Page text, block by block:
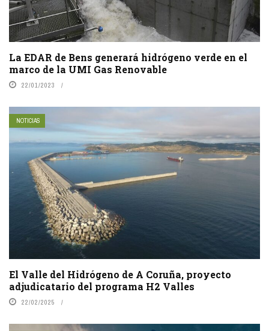
La EDAR de Bens generará hidrógeno verde en el
marco de la UMI Gas Renovable
22/01/2023
NOTICIAS
El Valle del Hidrógeno de A Coruña, proyecto
adjudicatario del programa H2 Valles
22/02/2025